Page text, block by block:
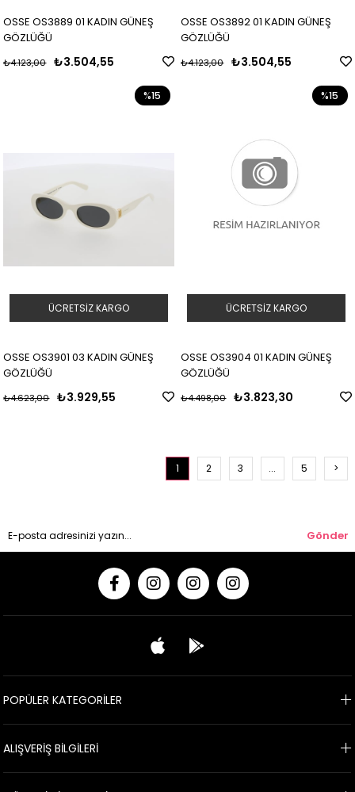
OSSE OS3889 01 KADIN GÜNEŞ
GÖZLÜĞÜ
₺3.504,55
₺4.123,00
OSSE OS3892 01 KADIN GÜNEŞ
GÖZLÜĞÜ
₺3.504,55
₺4.123,00
OSSE OS3901 03 KADIN GÜNEŞ
GÖZLÜĞÜ
₺3.929,55
₺4.623,00
%15
ÜCRETSIZ KARGO
OSSE OS3904 01 KADIN GÜNEŞ
GÖZLÜĞÜ
₺3.823,30
₺4.498,00
%15
ÜCRETSIZ KARGO
1 2 3 ... 5 >
Gönder
POPÜLER KATEGORİLER
ALIŞVERİŞ BİLGİLERİ